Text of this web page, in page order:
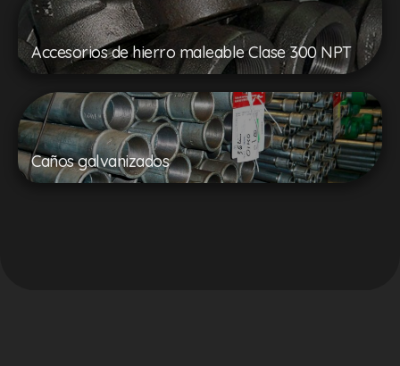
Accesorios de hierro maleable Clase 300 NPT
Caños galvanizados